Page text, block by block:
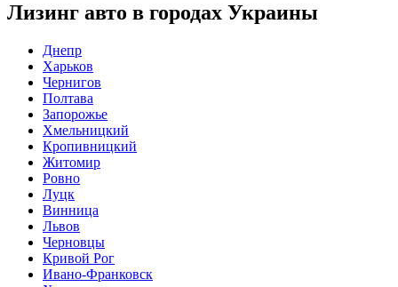
Лизинг авто в городах Украины
Днепр
Харьков
Чернигов
Полтава
Запорожье
Хмельницкий
Кропивницкий
Житомир
Ровно
Луцк
Винница
Львов
Черновцы
Кривой Рог
Ивано-Франковск